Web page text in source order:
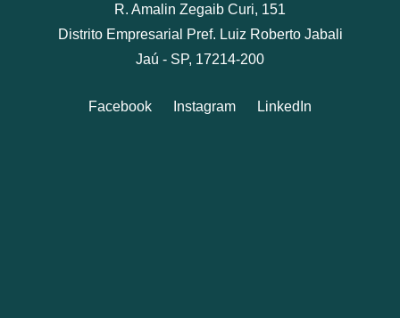
R. Amalin Zegaib Curi, 151
Distrito Empresarial Pref. Luiz Roberto Jabali
Jaú - SP, 17214-200
Facebook Instagram LinkedIn